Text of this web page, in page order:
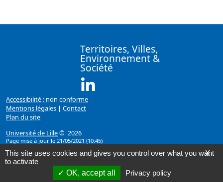
Territoires, Villes,
Environnement &
Société
Accessibilité : non conforme
Mentions légales | Contact
Plan du site
Université de Lille© 2026
Page mise à jour le 21/05/2021 (10:45)
X
This site uses cookies and gives you control over what you want
to activate
OK, accept all
Privacy policy